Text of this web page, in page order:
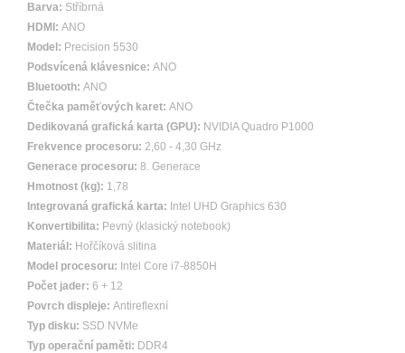
Barva: Stříbrná
HDMI: ANO
Model: Precision 5530
Podsvícená klávesnice: ANO
Bluetooth: ANO
Čtečka paměťových karet: ANO
Dedikovaná grafická karta (GPU): NVIDIA Quadro P1000
Frekvence procesoru: 2,60 - 4,30 GHz
Generace procesoru: 8. Generace
Hmotnost (kg): 1,78
Integrovaná grafická karta: Intel UHD Graphics 630
Konvertibilita: Pevný (klasický notebook)
Materiál: Hořčíková slitina
Model procesoru: Intel Core i7-8850H
Počet jader: 6 + 12
Povrch displeje: Antireflexní
Typ disku: SSD NVMe
Typ operační paměti: DDR4